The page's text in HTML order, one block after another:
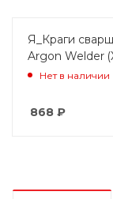
Я_Краги
Argon Welder
Нет в наличии
868 ₽